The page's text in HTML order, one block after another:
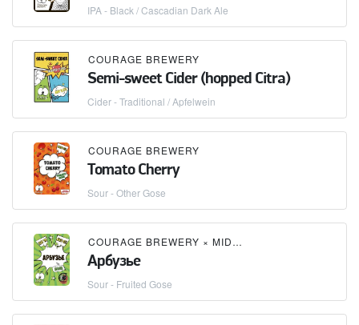
IPA - Black / Cascadian Dark Ale
COURAGE BREWERY
Semi-sweet Cider (hopped Citra)
Cider - Traditional / Apfelwein
COURAGE BREWERY
Tomato Cherry
Sour - Other Gose
COURAGE BREWERY × MIDNIGHT PROJECT
Арбузье
Sour - Fruited Gose